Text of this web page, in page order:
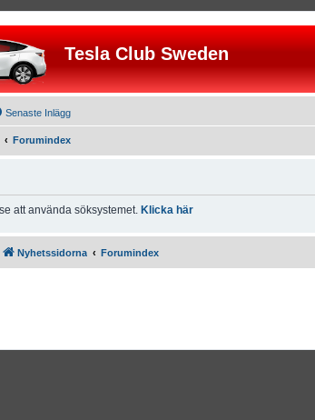
Tesla Club Sweden
Senaste Inlägg
Forumindex
att använda söksystemet. Klicka här
Nyhetssidorna Forumindex